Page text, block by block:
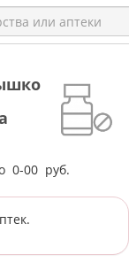
0-00 руб.